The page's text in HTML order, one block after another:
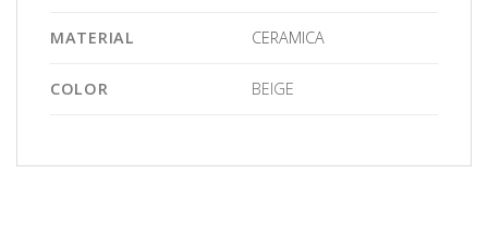
MATERIAL CERAMICA
COLOR BEIGE